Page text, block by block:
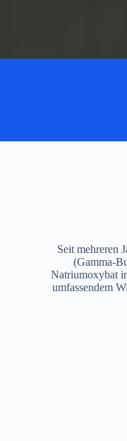
Seit mehreren
(Gamma-
Natriumoxybat
umfassendem